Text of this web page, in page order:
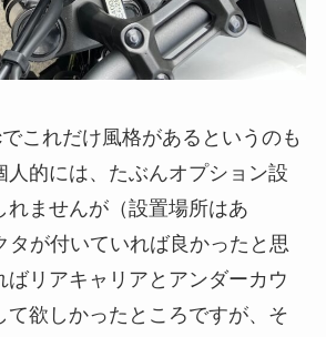
これだけ風格があるというのも
人的には、たぶんオプション設
れませんが（設置場所はあ
タが付いていれば良かったと思
ばリアキャリアとアンダーカウ
て欲しかったところですが、そ